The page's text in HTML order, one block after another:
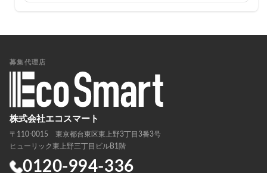
募集代理店
株式会社エコスマート
〒110-0015 東京都台東区東上野3丁目3番3号
ヒューリック東上野三丁目ビルB1階
0120-994-336